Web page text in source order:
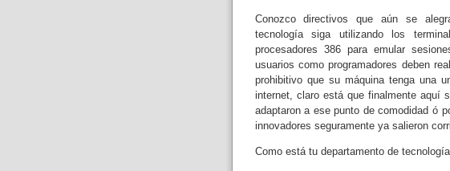
Conozco directivos queaún se
tecnología siga utilizando los
procesadores 386 para emular
usuarios como programadores deben
prohibitivo que su máquina tenga una
internet, claro está que finalmente aquí
adaptaron a ese punto de comodidad ó
innovadores seguramente ya salieron
Como está tu departamento de